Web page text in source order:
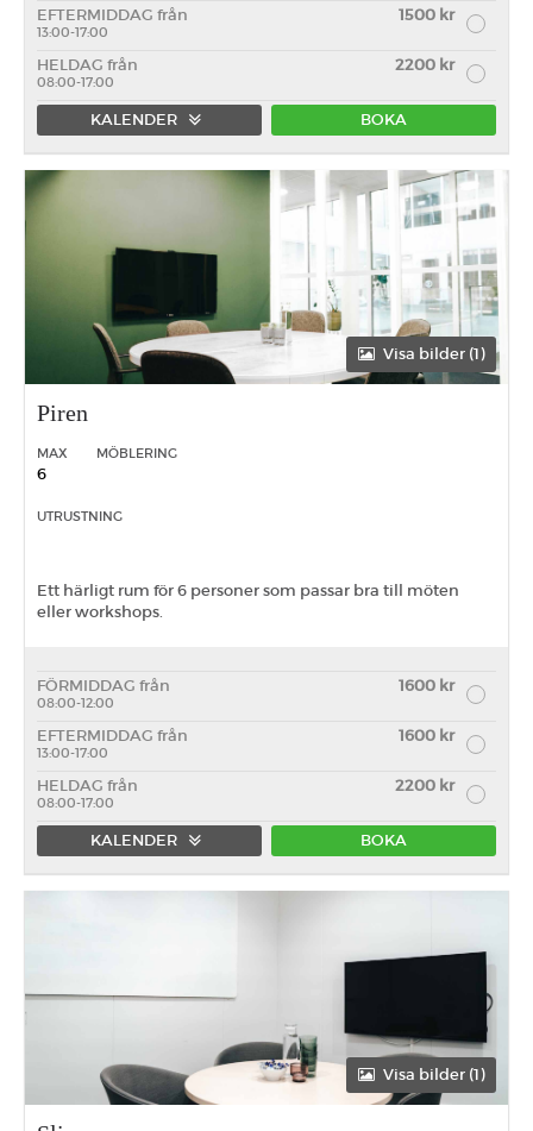
EFTERMIDDAG från 1500 kr
13:00-17:00
HELDAG från 2200 kr
08:00-17:00
KALENDER BOKA
Förmiddag Heldag
Visa bilder (1)
Piren
MAX
6
MÖBLERING
UTRUSTNING
Ett härligt rum för 6 personer som passar bra till möten
eller workshops.
FÖRMIDDAG från 1600 kr
08:00-12:00
EFTERMIDDAG från 1600 kr
13:00-17:00
HELDAG från 2200 kr
08:00-17:00
KALENDER BOKA
Visa bilder (1)